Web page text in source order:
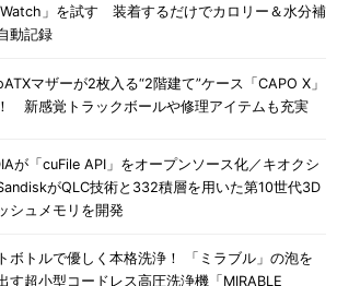
」を試す 装着するだけでカロリー＆水分補
動記録
マザーが2枚入る“2階建て”ケース「CAPO X」
新感覚トラックボールや修理アイテムも充実
が「cuFile API」をオープンソース化／キオクシ
がQLC技術と332積層を用いた第10世代3D
シュメモリを開発
ボトルで優しく本格洗浄！ 「ミラブル」の泡を
す超小型コードレス高圧洗浄機「MIRABLE